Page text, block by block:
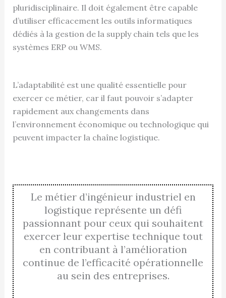
pluridisciplinaire. Il doit également être capable
d’utiliser efficacement les outils informatiques
dédiés à la gestion de la supply chain tels que les
systèmes ERP ou WMS.
L’adaptabilité est une qualité essentielle pour
exercer ce métier, car il faut pouvoir s’adapter
rapidement aux changements dans
l’environnement économique ou technologique qui
peuvent impacter la chaîne logistique.
Le métier d’ingénieur industriel en
logistique représente un défi
passionnant pour ceux qui souhaitent
exercer leur expertise technique tout
en contribuant à l’amélioration
continue de l’efficacité opérationnelle
au sein des entreprises.